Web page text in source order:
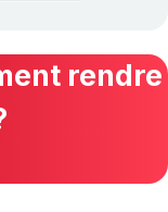
rendre